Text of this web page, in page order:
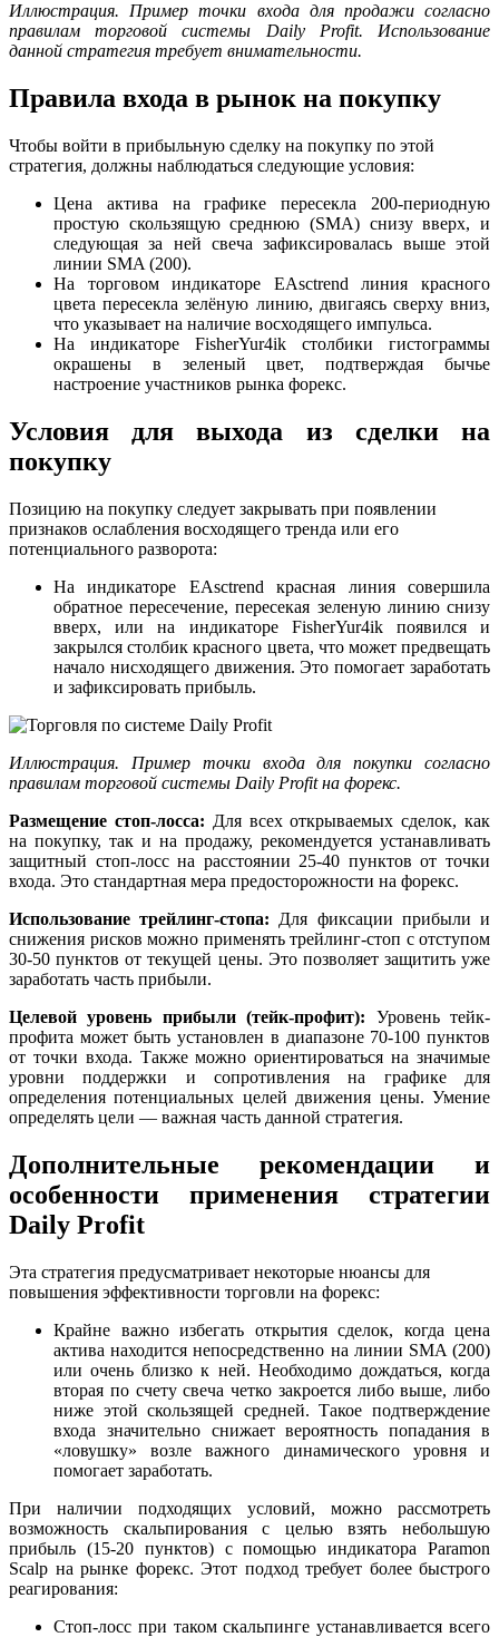
Иллюстрация. Пример точки входа для продажи согласно
правилам торговой системы Daily Profit. Использование
данной стратегия требует внимательности.
Правила входа в рынок на покупку
Чтобы войти в прибыльную сделку на покупку по этой
стратегия, должны наблюдаться следующие условия:
Цена актива на графике пересекла 200-периодную
простую скользящую среднюю (SMA) снизу вверх, и
следующая за ней свеча зафиксировалась выше этой
линии SMA (200).
На торговом индикаторе EAsctrend линия красного
цвета пересекла зелёную линию, двигаясь сверху вниз,
что указывает на наличие восходящего импульса.
На индикаторе FisherYur4ik столбики гистограммы
окрашены в зеленый цвет, подтверждая бычье
настроение участников рынка форекс.
Условия для выхода из сделки на
покупку
Позицию на покупку следует закрывать при появлении
признаков ослабления восходящего тренда или его
потенциального разворота:
На индикаторе EAsctrend красная линия совершила
обратное пересечение, пересекая зеленую линию снизу
вверх, или на индикаторе FisherYur4ik появился и
закрылся столбик красного цвета, что может предвещать
начало нисходящего движения. Это помогает заработать
и зафиксировать прибыль.
Иллюстрация. Пример точки входа для покупки согласно
правилам торговой системы Daily Profit на форекс.
Размещение стоп-лосса: Для всех открываемых сделок, как
на покупку, так и на продажу, рекомендуется устанавливать
защитный стоп-лосс на расстоянии 25-40 пунктов от точки
входа. Это стандартная мера предосторожности на форекс.
Использование трейлинг-стопа: Для фиксации прибыли и
снижения рисков можно применять трейлинг-стоп с отступом
30-50 пунктов от текущей цены. Это позволяет защитить уже
заработать часть прибыли.
Целевой уровень прибыли (тейк-профит): Уровень тейк-
профита может быть установлен в диапазоне 70-100 пунктов
от точки входа. Также можно ориентироваться на значимые
уровни поддержки и сопротивления на графике для
определения потенциальных целей движения цены. Умение
определять цели — важная часть данной стратегия.
Дополнительные рекомендации и
особенности применения стратегии
Daily Profit
Эта стратегия предусматривает некоторые нюансы для
повышения эффективности торговли на форекс:
Крайне важно избегать открытия сделок, когда цена
актива находится непосредственно на линии SMA (200)
или очень близко к ней. Необходимо дождаться, когда
вторая по счету свеча четко закроется либо выше, либо
ниже этой скользящей средней. Такое подтверждение
входа значительно снижает вероятность попадания в
«ловушку» возле важного динамического уровня и
помогает заработать.
При наличии подходящих условий, можно рассмотреть
возможность скальпирования с целью взять небольшую
прибыль (15-20 пунктов) с помощью индикатора Paramon
Scalp на рынке форекс. Этот подход требует более быстрого
реагирования:
Стоп-лосс при таком скальпинге устанавливается всего